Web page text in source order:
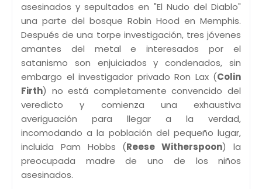
asesinados y sepultados en "El Nudo del Diablo"
una parte del bosque Robin Hood en Memphis.
Después de una torpe investigación, tres jóvenes
amantes del metal e interesados por el
satanismo son enjuiciados y condenados, sin
embargo el investigador privado Ron Lax (Colin
Firth) no está completamente convencido del
veredicto y comienza una exhaustiva
averiguación para llegar a la verdad,
incomodando a la población del pequeño lugar,
incluida Pam Hobbs (Reese Witherspoon) la
preocupada madre de uno de los niños
asesinados.